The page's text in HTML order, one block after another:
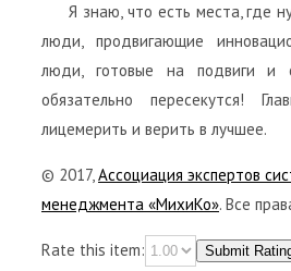
Я знаю, что есть места, где
люди, продвигающие
люди, готовые на подвиги и
обязательно пересекутся!
лицемерить и верить в лучшее.
© 2017,Ассоциация экспертов
менеджмента «МихиКо». Все
Rate this item: Submit